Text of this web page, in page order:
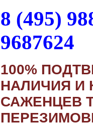
8 (495)
9687624
100%
НАЛИЧИЯ И
САЖЕНЦЕВ